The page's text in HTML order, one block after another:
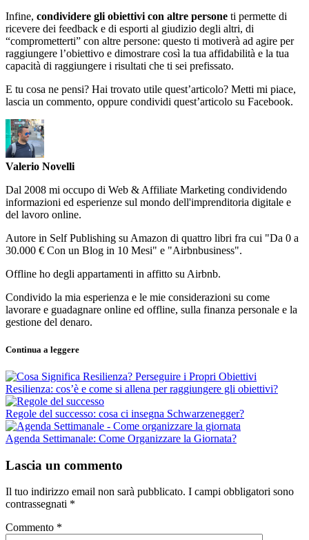
Infine, condividere gli obiettivi con altre persone ti permette di
ricevere dei feedback e di esporti al giudizio degli altri, di
“comprometterti” con altre persone: questo ti motiverà ad agire per
raggiungere l’obiettivo e dimostrare così la tua affidabilità e la tua
capacità di raggiungere i risultati che ti sei prefissato.
E tu cosa ne pensi? Hai trovato utile quest’articolo? Metti mi piace,
lascia un commento, oppure condividi quest’articolo su Facebook.
Valerio Novelli
Dal 2008 mi occupo di Web & Affiliate Marketing condividendo
informazioni ed esperienze sul mondo dell'imprenditoria digitale e
del lavoro online.
Autore in Self Publishing su Amazon di quattro libri fra cui "Da 0 a
30.000 € Con un Blog in 10 Mesi" e "Airbnbusiness".
Offline ho degli appartamenti in affitto su Airbnb.
Condivido la mia esperienza e le mie considerazioni su come
lavorare e guadagnare online ed offline, sulla finanza personale e la
gestione del denaro.
Continua a leggere
Resilienza: cos’è e come si allena per raggiungere gli obiettivi?
Regole del successo: cosa ci insegna Schwarzenegger?
Agenda Settimanale: Come Organizzare la Giornata?
Lascia un commento
Il tuo indirizzo email non sarà pubblicato. I campi obbligatori sono
contrassegnati *
Commento *